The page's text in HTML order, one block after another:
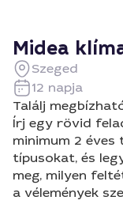
Midea
Szeged
12 napja
Találj
Írj egy rövid
minimum 2 éves
típusokat, és
meg, milyen
a vélemények